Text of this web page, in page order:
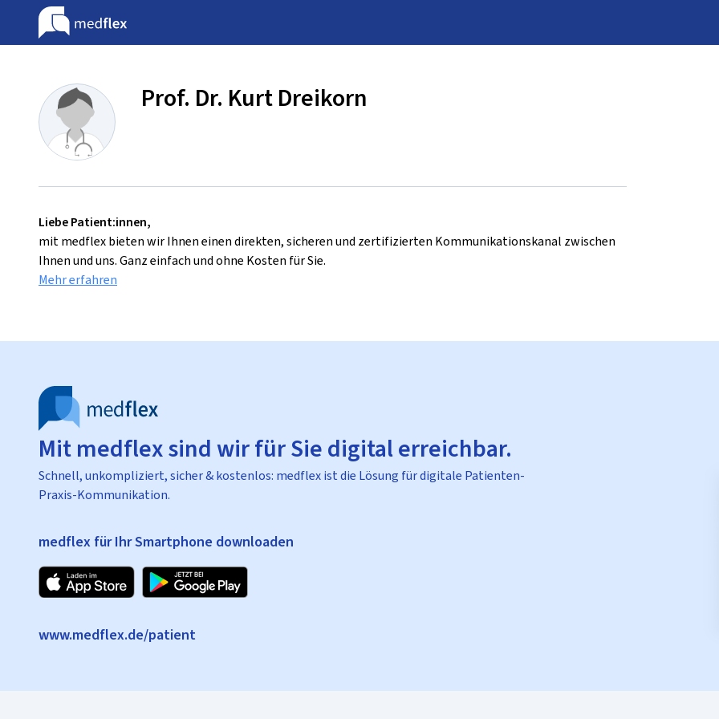
Prof. Dr. Kurt Dreikorn
Liebe Patient:innen,
mit medflex bieten wir Ihnen einen direkten, sicheren und zertifizierten Kommunikationskanal zwischen
Ihnen und uns. Ganz einfach und ohne Kosten für Sie.
Mehr erfahren
Mit medflex sind wir für Sie digital erreichbar.
Schnell, unkompliziert, sicher & kostenlos: medflex ist die Lösung für digitale Patienten-
Praxis-Kommunikation.
medflex für Ihr Smartphone downloaden
www.medflex.de/patient